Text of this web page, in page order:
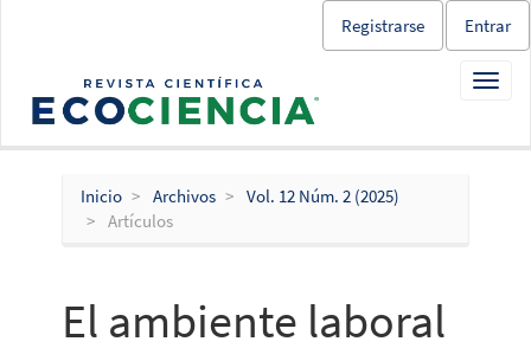
Navegación
principal
Contenido
lateral
Registrarse Entrar
Inicio Archivos
Vol. 12 Núm. 2 (2025)
Artículos
El ambiente laboral